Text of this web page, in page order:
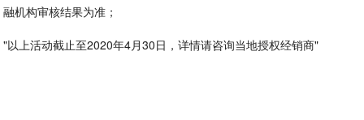
融机构审核结果为准；
"以上活动截止至2020年4月30日，详情请咨询当地授权经销商"